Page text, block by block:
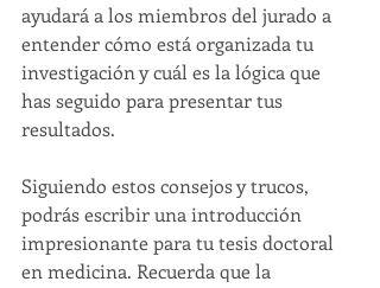
ayudará a los miembros del jurado a
entender cómo está organizada tu
investigación y cuál es la lógica que
has seguido para presentar tus
resultados.
Siguiendo estos consejos y trucos,
podrás escribir una introducción
impresionante para tu tesis doctoral
en medicina. Recuerda que la